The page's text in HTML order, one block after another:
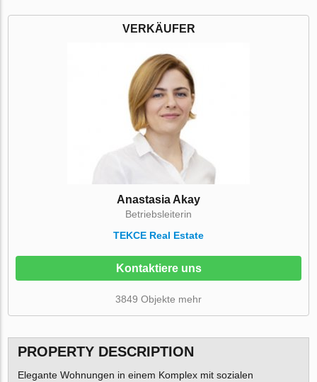
VERKÄUFER
Anastasia Akay
Betriebsleiterin
TEKCE Real Estate
Kontaktiere uns
3849 Objekte mehr
PROPERTY DESCRIPTION
Elegante Wohnungen in einem Komplex mit sozialen